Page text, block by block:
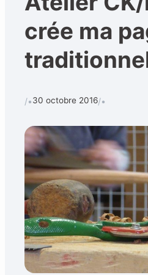
crée ma
/•30 octobre 2016/•